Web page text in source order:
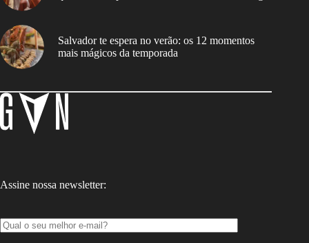
Salvador te espera no verão: os 12 momentos
mais mágicos da temporada
Assine nossa newsletter: